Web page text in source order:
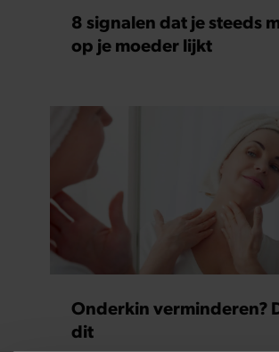
8 signalen dat je steeds
op je moeder lijkt
Onderkin verminderen?
dit